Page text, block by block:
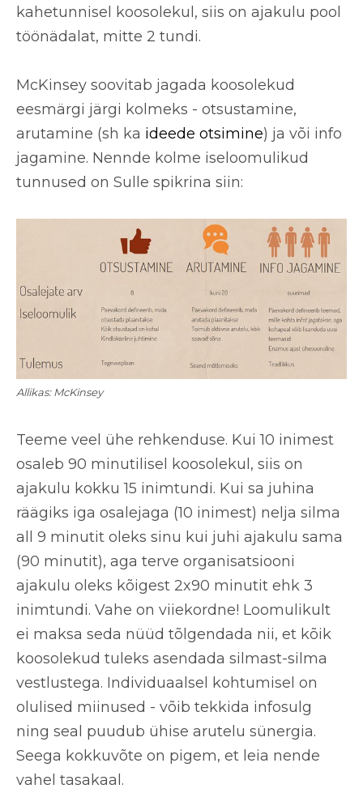
kahetunnisel koosolekul, siis on ajakulu pool
töönädalat, mitte 2 tundi.
McKinsey soovitab jagada koosolekud
eesmärgi järgi kolmeks - otsustamine,
arutamine (sh ka ideede otsimine) ja või info
jagamine. Nennde kolme iseloomulikud
tunnused on Sulle spikrina siin:
Allikas: McKinsey
Teeme veel ühe rehkenduse. Kui 10 inimest
osaleb 90 minutilisel koosolekul, siis on
ajakulu kokku 15 inimtundi. Kui sa juhina
räägiks iga osalejaga (10 inimest) nelja silma
all 9 minutit oleks sinu kui juhi ajakulu sama
(90 minutit), aga terve organisatsiooni
ajakulu oleks kõigest 2x90 minutit ehk 3
inimtundi. Vahe on viiekordne! Loomulikult
ei maksa seda nüüd tõlgendada nii, et kõik
koosolekud tuleks asendada silmast-silma
vestlustega. Individuaalsel kohtumisel on
olulised miinused - võib tekkida infosulg
ning seal puudub ühise arutelu sünergia.
Seega kokkuvõte on pigem, et leia nende
vahel tasakaal.